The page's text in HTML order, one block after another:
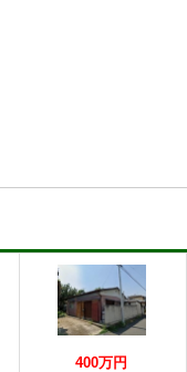
400万円